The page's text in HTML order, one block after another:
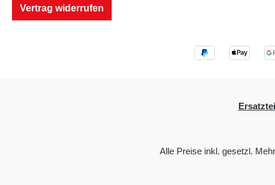
Vertrag widerrufen
Alle Preise inkl. gesetzl.